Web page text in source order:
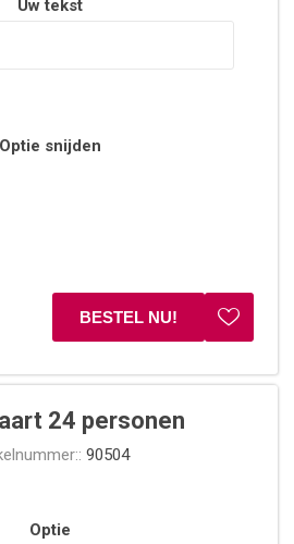
Uw tekst
Optie snijden
24 personen
90504
Optie